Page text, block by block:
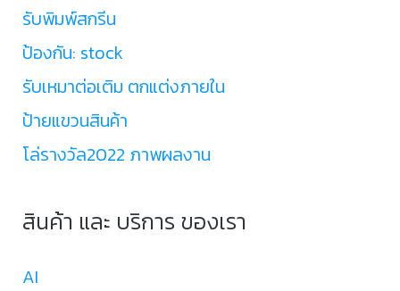
รับพิมพ์สกรีน
ป้องกัน: stock
รับเหมาต่อเติม ตกแต่งภายใน
ป้ายแขวนสินค้า
โล่รางวัล2022 ภาพผลงาน
สินค้า และ บริการ ของเรา
AI